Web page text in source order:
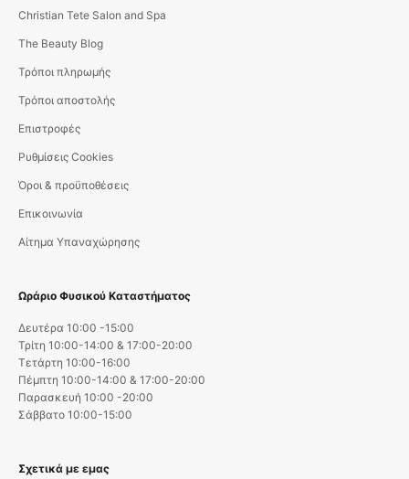
Christian Tete Salon and Spa
The Beauty Blog
Τρόποι πληρωμής
Τρόποι αποστολής
Επιστροφές
Ρυθμίσεις Cookies
Όροι & προϋποθέσεις
Επικοινωνία
Αίτημα Υπαναχώρησης
Ωράριο Φυσικού Καταστήματος
Δευτέρα 10:00 -15:00
Τρίτη 10:00-14:00 & 17:00-20:00
Τετάρτη 10:00-16:00
Πέμπτη 10:00-14:00 & 17:00-20:00
Παρασκευή 10:00 -20:00
Σάββατο 10:00-15:00
Σχετικά με εμας